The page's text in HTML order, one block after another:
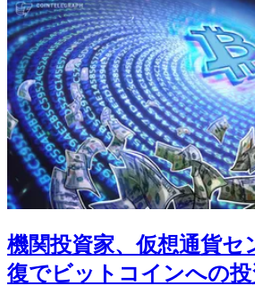
機関投資家、仮想通貨セ
復でビットコインへの投